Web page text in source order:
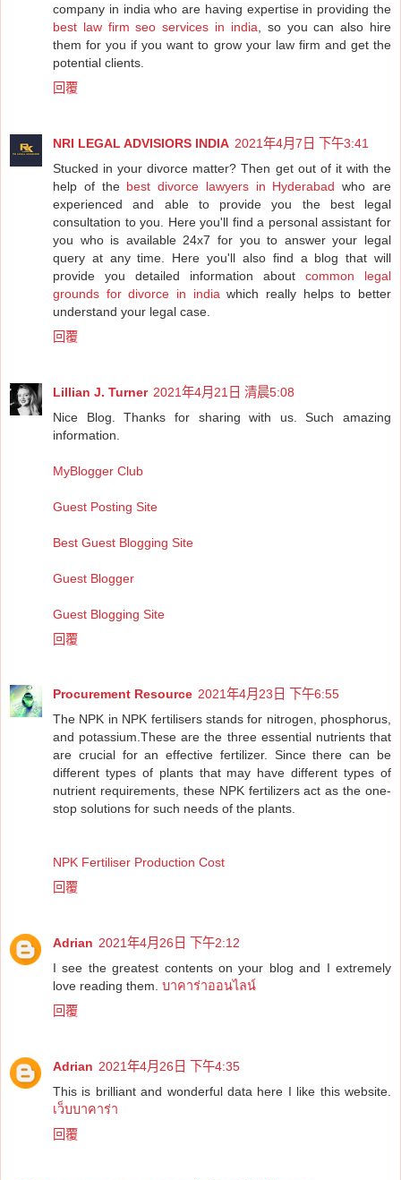
company in india who are having expertise in providing the
best law firm seo services in india , so you can also hire
them for you if you want to grow your law firm and get the
potential clients.
回覆
NRI LEGAL ADVISIORS INDIA 2021年4月7日 下午3:41
Stucked in your divorce matter? Then get out of it with the
help of the best divorce lawyers in Hyderabad who are
experienced and able to provide you the best legal
consultation to you. Here you'll find a personal assistant for
you who is available 24x7 for you to answer your legal
query at any time. Here you'll also find a blog that will
provide you detailed information about common legal
grounds for divorce in india which really helps to better
understand your legal case.
回覆
Lillian J. Turner 2021年4月21日 清晨5:08
Nice Blog. Thanks for sharing with us. Such amazing
information.
MyBlogger Club
Guest Posting Site
Best Guest Blogging Site
Guest Blogger
Guest Blogging Site
回覆
Procurement Resource 2021年4月23日 下午6:55
The NPK in NPK fertilisers stands for nitrogen, phosphorus,
and potassium.These are the three essential nutrients that
are crucial for an effective fertilizer. Since there can be
different types of plants that may have different types of
nutrient requirements, these NPK fertilizers act as the one-
stop solutions for such needs of the plants.
NPK Fertiliser Production Cost
回覆
Adrian 2021年4月26日 下午2:12
I see the greatest contents on your blog and I extremely
love reading them. บาคาร่าออนไลน์
回覆
Adrian 2021年4月26日 下午4:35
This is brilliant and wonderful data here I like this website.
เว็บบาคาร่า
回覆